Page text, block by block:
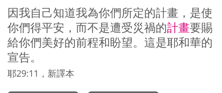
因我自己知道我為你們所定的計畫，是使
你們得平安，而不是遭受災禍的計畫要賜
給你們美好的前程和盼望。這是耶和華的
宣告。
耶29:11，新譯本